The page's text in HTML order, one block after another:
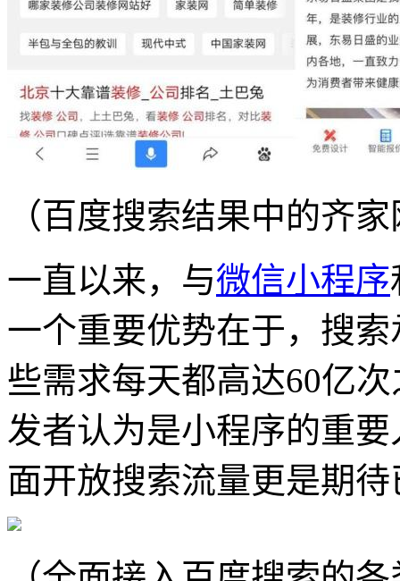
（百度搜索结果中的齐
一直以来，与微信小程序
一个重要优势在于，搜
些需求每天都高达60亿
发者认为是小程序的重
面开放搜索流量更是期待